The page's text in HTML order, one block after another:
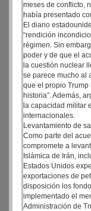
meses de conflicto,
había presentado
El diario
“rendición
régimen. Sin
poder y de que el
la cuestión nuclear
se parece mucho al
que el propio Trump
historia”. Además,
la capacidad militar
internacionales.
Levantamiento de
Como parte del
compromete a
Islámica de Irán,
Estados Unidos
exportaciones de
disposición los
implementado el
Administración de